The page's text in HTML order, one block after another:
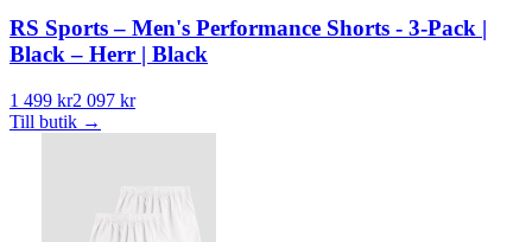
RS Sports – Men's Performance Shorts - 3-Pack |
Black – Herr | Black
1 499 kr2 097 kr
Till butik →